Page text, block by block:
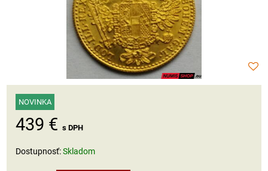
NOVINKA
439 € s DPH
Dostupnosť:Skladom